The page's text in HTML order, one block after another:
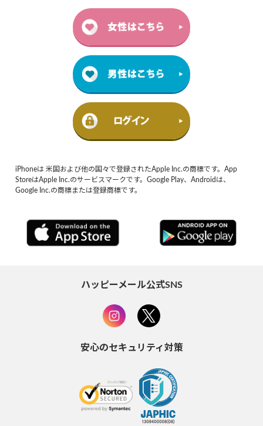
iPhoneは 米国および他の国々で登録されたApple Inc.の商標です。App
StoreはApple Inc.のサービスマークです。Google Play、Androidは、
Google Inc.の商標または登録商標です。
ハッピーメール公式SNS
安心のセキュリティ対策